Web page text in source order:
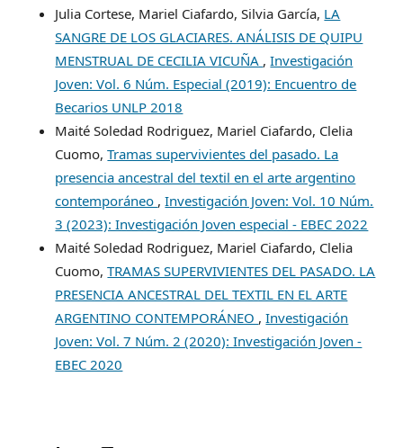
Julia Cortese, Mariel Ciafardo, Silvia García, LA
SANGRE DE LOS GLACIARES. ANÁLISIS DE QUIPU
MENSTRUAL DE CECILIA VICUÑA ,Investigación
Joven: Vol. 6 Núm. Especial (2019): Encuentro de
Becarios UNLP 2018
Maité Soledad Rodriguez, Mariel Ciafardo, Clelia
Cuomo,Tramas supervivientes del pasado. La
presencia ancestral del textil en el arte argentino
contemporáneo ,Investigación Joven: Vol. 10 Núm.
3 (2023): Investigación Joven especial - EBEC 2022
Maité Soledad Rodriguez, Mariel Ciafardo, Clelia
Cuomo,TRAMAS SUPERVIVIENTES DEL PASADO. LA
PRESENCIA ANCESTRAL DEL TEXTIL EN EL ARTE
ARGENTINO CONTEMPORÁNEO ,Investigación
Joven: Vol. 7 Núm. 2 (2020): Investigación Joven -
EBEC 2020